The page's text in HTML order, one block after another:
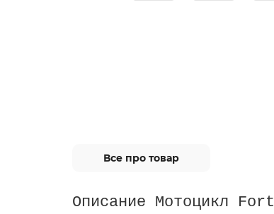
Все про товар
Описание Мотоцикл